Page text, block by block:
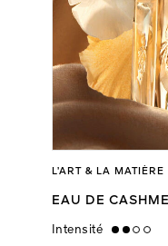
L’ART & LA MATIÈRE
EAU DE
Intensité medium